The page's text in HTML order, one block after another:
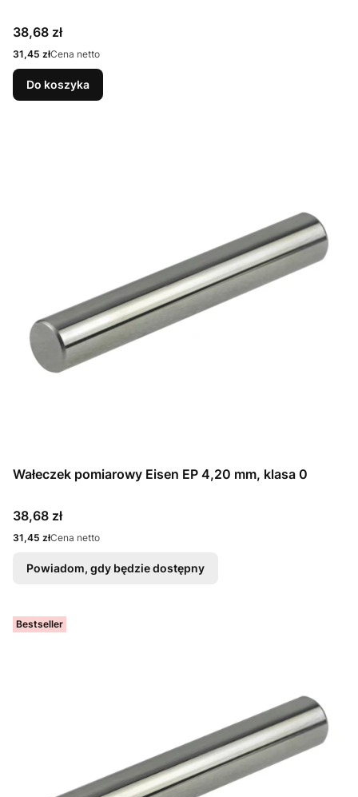
Cena
38,68 zł
Cena
31,45 złCena netto
Do koszyka
Wałeczek pomiarowy Eisen EP 4,20 mm, klasa 0
Cena
38,68 zł
Cena
31,45 złCena netto
Powiadom, gdy będzie dostępny
Bestseller